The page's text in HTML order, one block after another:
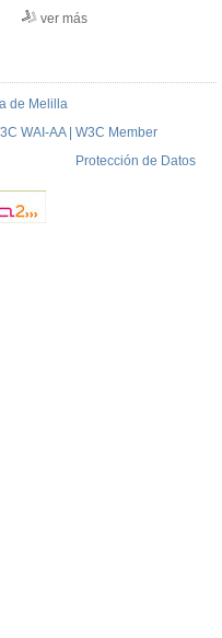
ver más
de Melilla
WAI-AA | W3C Member
Protección de Datos